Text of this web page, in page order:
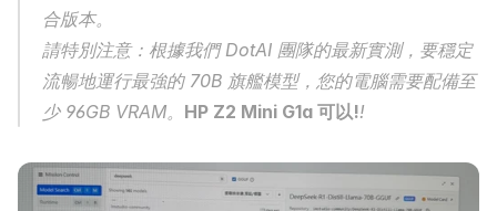
合版本。
請特別注意：根據我們 DotAI 團隊的最新實測，要穩定
流暢地運行最強的 70B 旗艦模型，您的電腦需要配備至
少 96GB VRAM。 HP Z2 Mini G1a 可以!!